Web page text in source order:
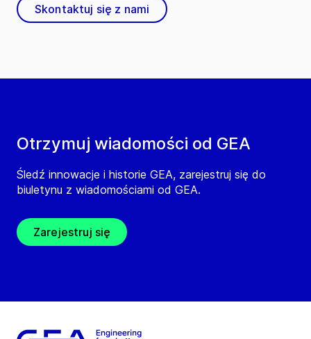
Otrzymuj wiadomości od GEA
Śledź innowacje i historie GEA, zarejestruj się do
biuletynu z wiadomościami od GEA.
Zarejestruj się
Skontaktuj się z nami